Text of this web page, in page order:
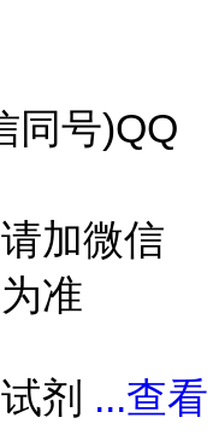
同号)QQ
加微信
准
剂 ...查看